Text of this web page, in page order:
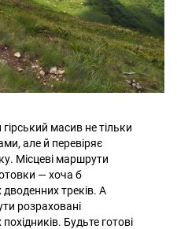
масив не тільки
але й перевіряє
Місцеві маршрути
— хоча б
дводенних треків. А
розраховані
Будьте готові